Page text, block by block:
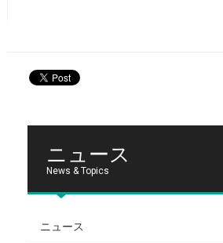
ニュース
News & Topics
ニュース